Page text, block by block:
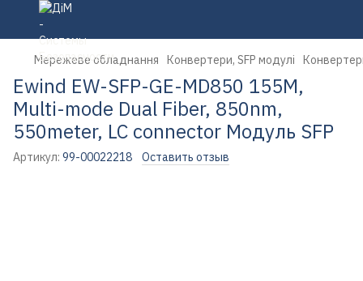
Мережеве обладнання Конвертери, SFP модулі
Ewind EW-SFP-GE-MD850 155M,
Multi-mode Dual Fiber, 850nm,
550meter, LC connector Модуль SFP
Артикул: 99-00022218 Оставить отзыв